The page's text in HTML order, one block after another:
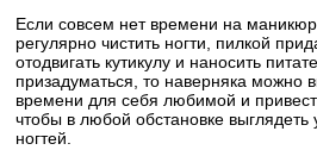
Если совсем нет времени на
регулярно чистить ногти, пилкой
отодвигать кутикулу и наносить
призадуматься, то наверняка можно
времени для себя любимой и
чтобы в любой обстановке выглядеть
ногтей.